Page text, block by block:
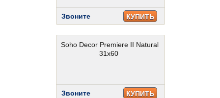
Звоните КУПИТЬ
Soho Decor Premiere II Natural
31x60
Звоните КУПИТЬ